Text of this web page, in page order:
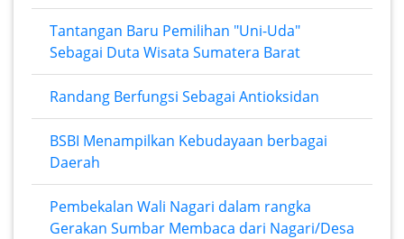
Tantangan Baru Pemilihan "Uni-Uda"
Sebagai Duta Wisata Sumatera Barat
Randang Berfungsi Sebagai Antioksidan
BSBI Menampilkan Kebudayaan berbagai
Daerah
Pembekalan Wali Nagari dalam rangka
Gerakan Sumbar Membaca dari Nagari/Desa